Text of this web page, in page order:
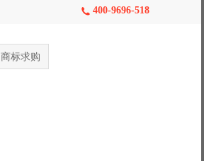
 400-9696-518
商标求购